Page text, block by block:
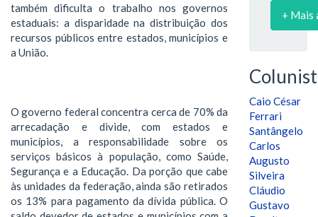
também dificulta o trabalho nos governos
estaduais: a disparidade na distribuição dos
recursos públicos entre estados, municípios e
a União.
O governo federal concentra cerca de 70% da
arrecadação e divide, com estados e
municípios, a responsabilidade sobre os
serviços básicos à população, como Saúde,
Segurança e a Educação. Da porção que cabe
às unidades da federação, ainda são retirados
os 13% para pagamento da dívida pública. O
+ Mais
Caio César
Ferrari
Santângelo
Carlos
Augusto
Silveira
Cláudio
Gustavo